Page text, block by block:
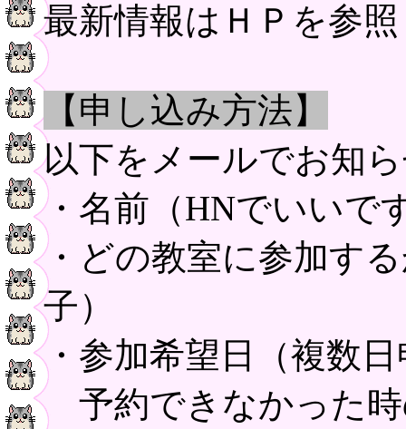
最新情報はＨＰを参
【申し込み方法】
以下をメールでお知
・名前（HNでいいで
・どの教室に参加す
子）
・参加希望日（複数
予約できなかった時